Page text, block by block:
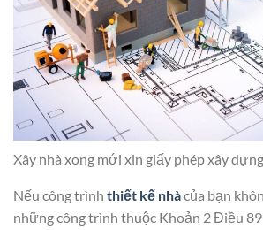
Xây nhà xong mới xin giấy phép xây
Nếu công trình thiết kế nhàcủa bạn
những công trình thuộc Khoản 2 Điều